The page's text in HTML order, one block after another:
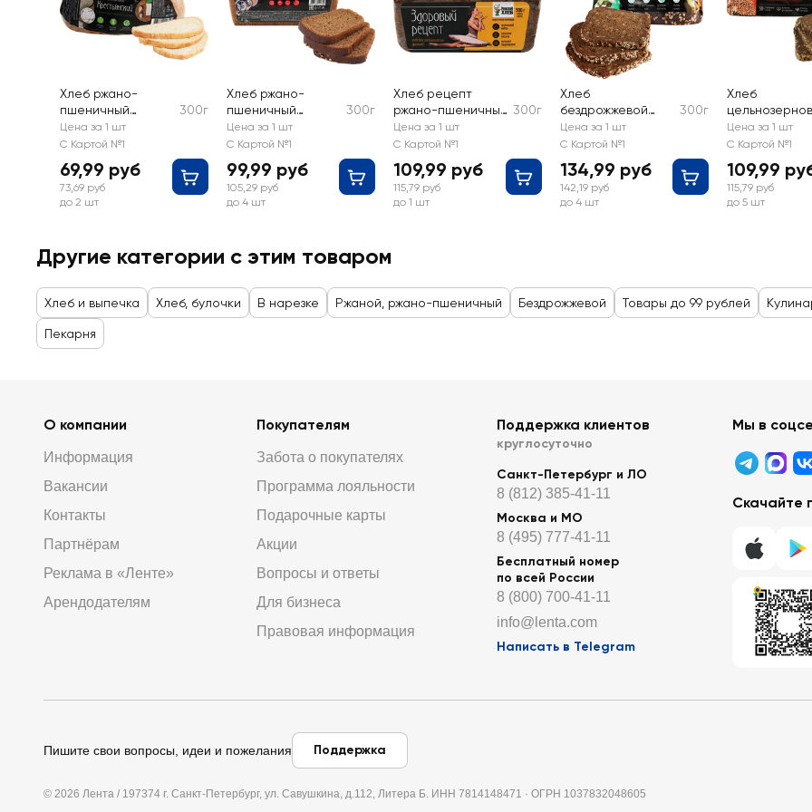
Хлеб ржано-
пшеничный
подовый РИЖСКИЙ
ХЛЕБ
бездрожжевой
300г
Цена за 1 шт
С Картой №1
69,99 руб
73,69 руб
до 2 шт
Хлеб ржано-
пшеничный
формовой
РИЖСКИЙ ХЛЕБ
бездрожжевой
300г
Цена за 1 шт
С Картой №1
99,99 руб
105,29 руб
до 4 шт
Хлеб рецепт
ржано-пшеничный
бездрожжевой
РИЖСКИЙ ХЛЕБ
заварной
300г
Цена за 1 шт
С Картой №1
109,99 руб
115,79 руб
до 1 шт
Хлеб
бездрожжевой
заварной
РИЖСКИЙ ХЛЕБ
со злаками
300г
Цена за 1 шт
С Картой №1
134,99 руб
142,19 руб
до 4 шт
Хлеб
РИЖСКИЙ ХЛЕБ
заварной
Цена за 1 шт
С Картой №1
109,99
115,79 руб
до 5 шт
Другие категории с этим товаром
Хлеб и выпечка Хлеб, булочки В нарезке Ржаной, ржано-пшеничный Бездрожжевой Товары до 99 рублей
Пекарня
О компании
Информация
Вакансии
Контакты
Партнёрам
Реклама в «Ленте»
Арендодателям
Покупателям
Забота о покупателях
Программа лояльности
Подарочные карты
Акции
Вопросы и ответы
Для бизнеса
Правовая информация
Поддержка клиентов
круглосуточно
Санкт-Петербург и ЛО
8 (812) 385-41-11
Москва и МО
8 (495) 777-41-11
Бесплатный номер
по всей России
8 (800) 700-41-11
info@lenta.com
Написать в Telegram
Мы в
Скачайте
Пишите свои вопросы, идеи и пожелания Поддержка
© 2026 Лента / 197374 г. Санкт-Петербург, ул. Савушкина, д.112, Литера Б. ИНН 7814148471 · ОГРН 1037832048605